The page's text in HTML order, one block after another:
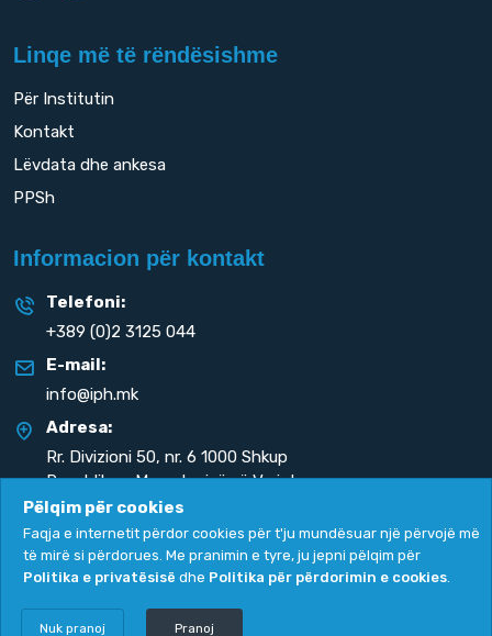
Linqe më të rëndësishme
Për Institutin
Kontakt
Lëvdata dhe ankesa
PPSh
Informacion për kontakt
Telefoni:
+389 (0)2 3125 044
E-mail:
info@iph.mk
Adresa:
Rr. Divizioni 50, nr. 6 1000 Shkup
Republika e Maqedonisë së Veriut
Politika e privatësisë Politika për përdorimin e cookies
Copyright 2026. All rights reserved by
Pëlqim për cookies
Faqja e internetit përdor cookies për t'ju mundësuar një përvojë më
të mirë si përdorues. Me pranimin e tyre, ju jepni pëlqim për
Politika e privatësisë dhe Politika për përdorimin e cookies.
Nuk pranoj Pranoj